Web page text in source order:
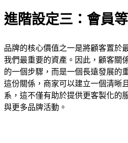
進階設定三：會員
品牌的核心價值之一是將顧客置於
我們最重要的資產。因此，顧客關
的一個步驟，而是一個長遠發展的
這份關係，商家可以建立一個清晰
系，這不僅有助於提供更客製化的
與更多品牌活動。